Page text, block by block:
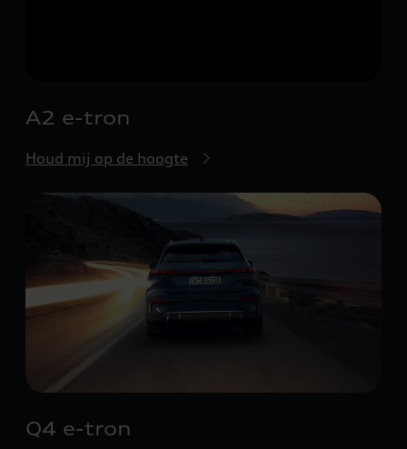
A2 e-tron
Houd mij op de hoogte
Q4 e-tron